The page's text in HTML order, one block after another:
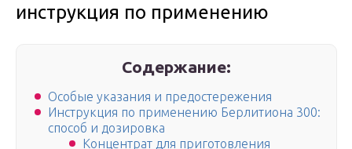
инструкция по применению
Содержание:
Особые указания и предостережения
Инструкция по применению Берлитиона 300:
способ и дозировка
Концентрат для приготовления